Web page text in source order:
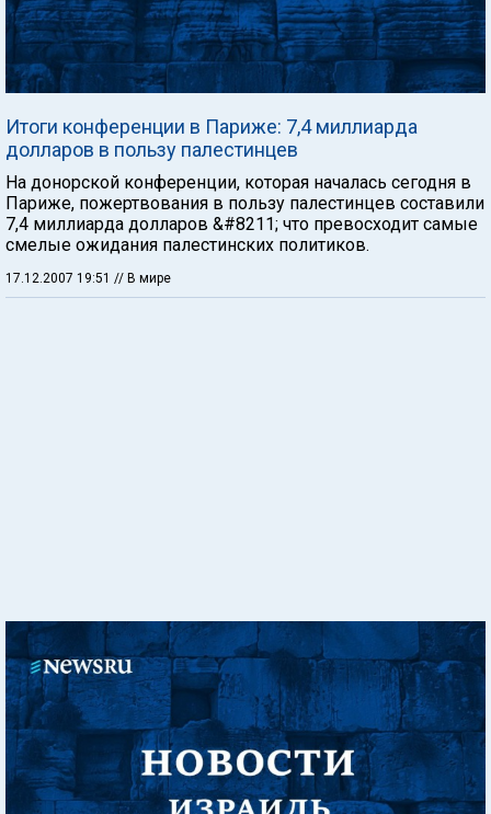
Итоги конференции в Париже: 7,4 миллиарда
долларов в пользу палестинцев
На донорской конференции, которая началась сегодня в
Париже, пожертвования в пользу палестинцев составили
7,4 миллиарда долларов &#8211; что превосходит самые
смелые ожидания палестинских политиков.
17.12.2007 19:51 // В мире